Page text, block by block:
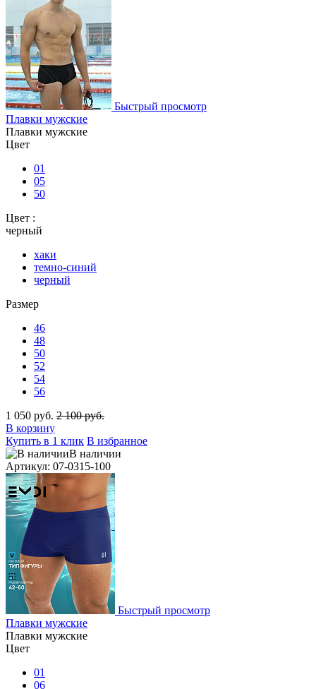
Быстрый просмотр
Плавки мужские
Плавки мужские
Цвет
01
05
50
Цвет :
черный
хаки
темно-синий
черный
Размер
46
48
50
52
54
56
1 050 руб. 2 100 руб.
В корзину
Купить в 1 клик В избранное
В наличии
Артикул: 07-0315-100
Быстрый просмотр
Плавки мужские
Плавки мужские
Цвет
01
06